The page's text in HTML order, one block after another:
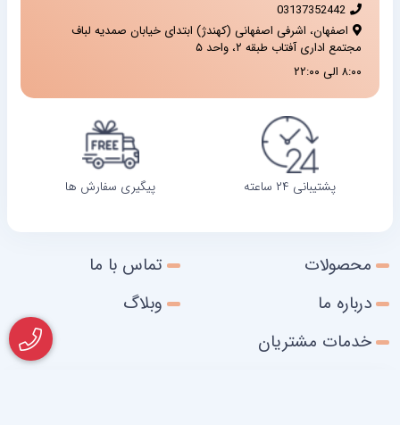
03137352442
اصفهان، اشرفی اصفهانی (کهندژ) ابتدای خیابان صمدیه لباف
مجتمع اداری آفتاب طبقه ۲، واحد ۵
۸:۰۰ الی ۲۲:۰۰
پشتیبانی ۲۴ ساعته پیگیری سفارش ها
محصولات
تماس با ما
درباره ما
وبلاگ
خدمات مشتریان